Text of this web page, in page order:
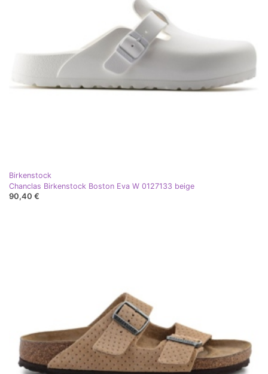
Birkenstock
Chanclas Birkenstock Boston Eva W 0127133 beige
90,40 €